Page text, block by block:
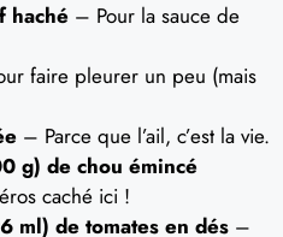
haché – Pour la sauce de
faire pleurer un peu (mais
– Parce que l’ail, c’est la vie.
g) de chou émincé
caché ici !
ml) de tomates en dés –